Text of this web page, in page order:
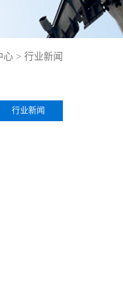
心 > 行业新闻
行业新闻